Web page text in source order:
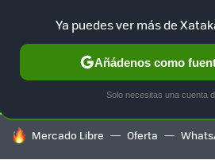
SELECCIÓN GAMING HOME
HOY SE HABLA DE
Mercado Libre Oferta
Ya puedes ver más de
Añádenos como
Solo necesitas una cuenta